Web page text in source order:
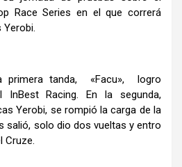
Race Series en el que correrá
primera tanda, «Facu», logro
Racing. En la segunda,
Yerobi, se rompió la carga de la
salió, solo dio dos vueltas y entro
Cruze.